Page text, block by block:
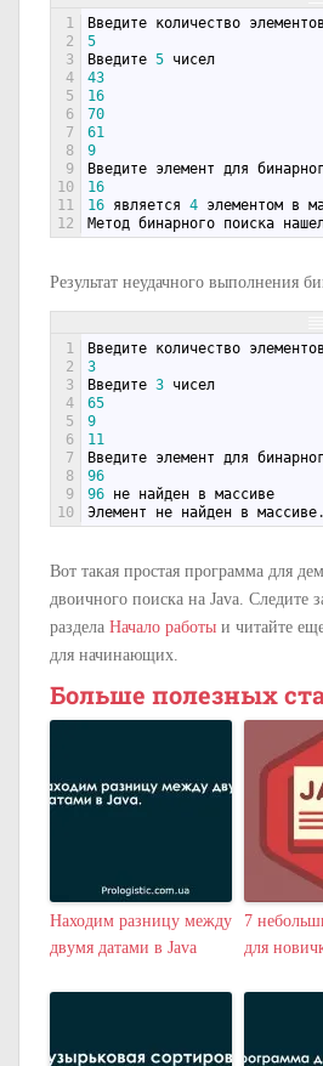
1
2
3
4
5
6
7
8
9
10
11
12
Введите количество элементов
5
Введите 5 чисел
43
16
70
61
9
Введите элемент для
16
16 является 4 элементом в
Метод бинарного поиска
Результат неудачного выполнения
1
2
3
4
5
6
7
8
9
10
Введите количество элементов
3
Введите 3 чисел
65
9
11
Введите элемент для
96
96 не найден в массиве
Элемент
не найден в массиве.
Вот такая простая программа для
двоичного поиска на Java. Следите
раздела Начало работы и читайте
для начинающих.
Больше полезных
Находим разницу между
двумя датами в Java
7
для